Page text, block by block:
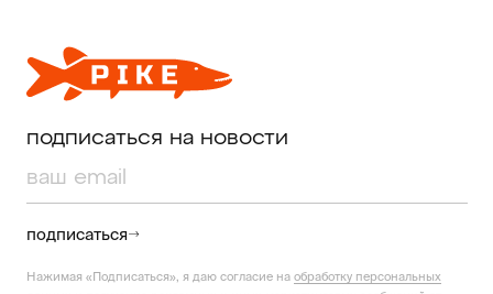
подписаться на новости
подписаться
Нажимая «Подписаться», я даю согласие на обработку персональных